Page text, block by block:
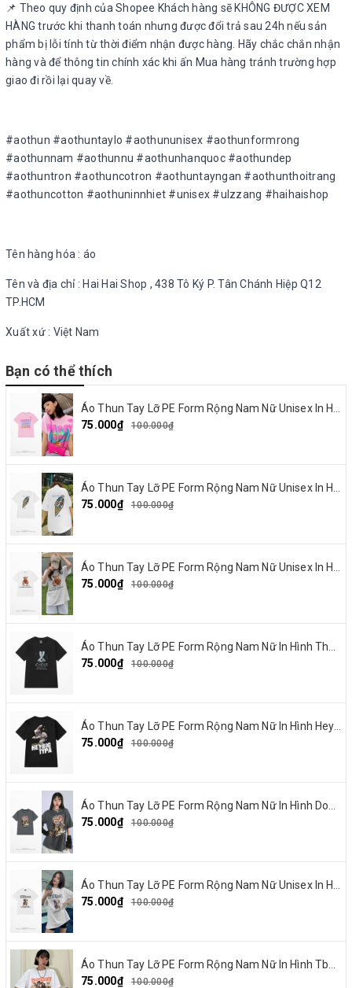
📌 Theo quy định của Shopee Khách hàng sẽ KHÔNG ĐƯỢC XEM
HÀNG trước khi thanh toán nhưng được đổi trả sau 24h nếu sản
phẩm bị lỗi tính từ thời điểm nhận được hàng. Hãy chắc chắn nhận
hàng và để thông tin chính xác khi ấn Mua hàng tránh trường hợp
giao đi rồi lại quay về.
#aothun #aothuntaylo #aothununisex #aothunformrong
#aothunnam #aothunnu #aothunhanquoc #aothundep
#aothuntron #aothuncotron #aothuntayngan #aothunthoitrang
#aothuncotton #aothuninnhiet #unisex #ulzzang #haihaishop
Tên hàng hóa : áo
Tên và địa chỉ : Hai Hai Shop , 438 Tô Ký P. Tân Chánh Hiệp Q12
TP.HCM
Xuất xứ : Việt Nam
Bạn có thể thích
75.000₫
100.000₫
75.000₫
100.000₫
75.000₫
100.000₫
75.000₫
100.000₫
75.000₫
100.000₫
75.000₫
100.000₫
75.000₫
100.000₫
75.000₫
100.000₫